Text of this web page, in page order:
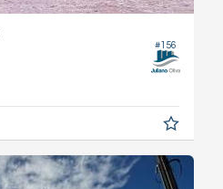
#156